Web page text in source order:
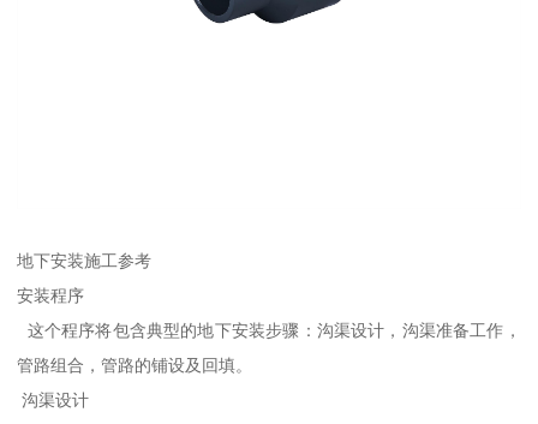
地下安装施工参考
安装程序
这个程序将包含典型的地下安装步骤：沟渠设计，沟渠准备工作，
管路组合，管路的铺设及回填。
沟渠设计